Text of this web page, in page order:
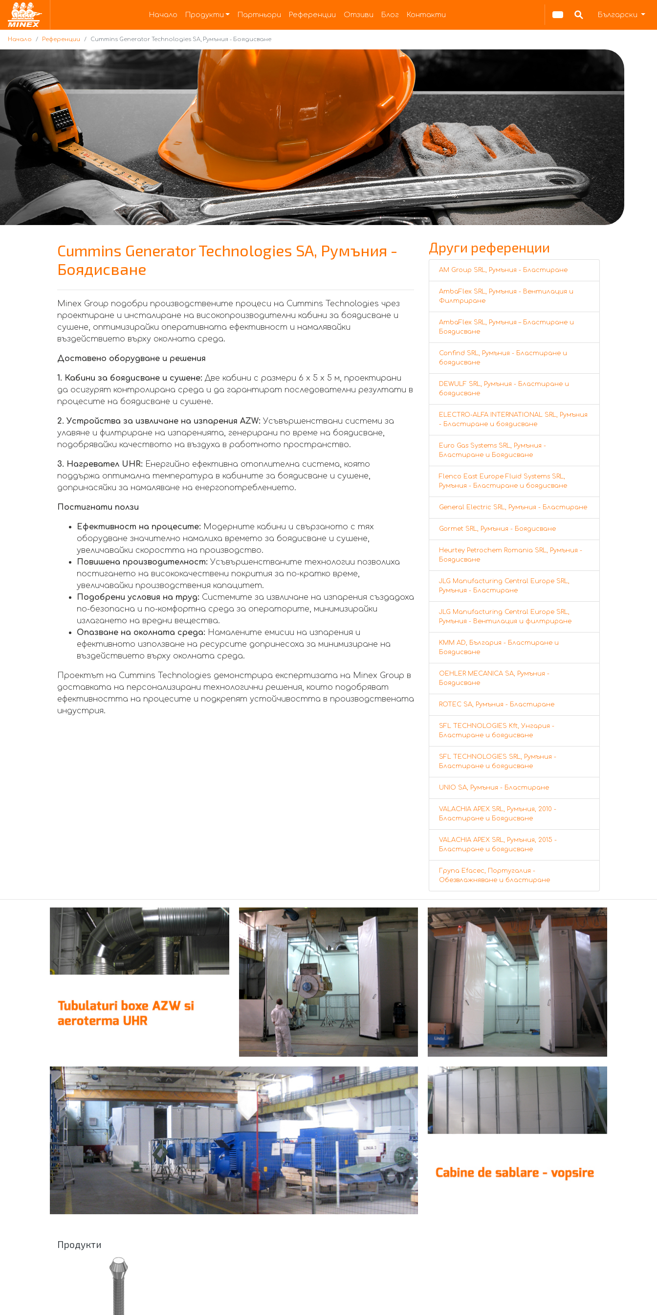
Начало Продукти Партньори Референции Отзиви Блог Контакти Български
Начало Референции Cummins Generator Technologies SA, Румъния - Боядисване
Cummins Generator Technologies SA, Румъния -
Боядисване
Minex Group подобри производствените процеси на Cummins Technologies чрез
проектиране и инсталиране на високопроизводителни кабини за боядисване и
сушене, оптимизирайки оперативната ефективност и намалявайки
въздействието върху околната среда.
Доставено оборудване и решения
1. Кабини за боядисване и сушене: Две кабини с размери 6 x 5 x 5 м, проектирани
да осигурят контролирана среда и да гарантират последователни резултати в
процесите на боядисване и сушене.
2. Устройства за извличане на изпарения AZW: Усъвършенствани системи за
улавяне и филтриране на изпаренията, генерирани по време на боядисване,
подобрявайки качеството на въздуха в работното пространство.
3. Нагревател UHR: Енергийно ефективна отоплителна система, която
поддържа оптимална температура в кабините за боядисване и сушене,
допринасяйки за намаляване на енергопотреблението.
Постигнати ползи
Ефективност на процесите: Модерните кабини и свързаното с тях
оборудване значително намалиха времето за боядисване и сушене,
увеличавайки скоростта на производство.
Повишена производителност: Усъвършенстваните технологии позволиха
постигането на висококачествени покрития за по-кратко време,
увеличавайки производствения капацитет.
Подобрени условия на труд: Системите за извличане на изпарения създадоха
по-безопасна и по-комфортна среда за операторите, минимизирайки
излагането на вредни вещества.
Опазване на околната среда: Намалените емисии на изпарения и
ефективното използване на ресурсите допринесоха за минимизиране на
въздействието върху околната среда.
Проектът на Cummins Technologies демонстрира експертизата на Minex Group в
доставката на персонализирани технологични решения, които подобряват
ефективността на процесите и подкрепят устойчивостта в производствената
индустрия.
Други референции
AM Group SRL, Румъния - Бластиране
AmbaFlex SRL, Румъния - Вентилация и
Филтриране
AmbaFlex SRL, Румъния – Бластиране и
Боядисване
Confind SRL, Румъния - Бластиране и
боядисване
DEWULF SRL, Румъния - Бластиране и
боядисване
ELECTRO-ALFA INTERNATIONAL SRL, Румъния
- Бластиране и боядисване
Euro Gas Systems SRL, Румъния -
Бластиране и Боядисване
Flenco East Europe Fluid Systems SRL,
Румъния - Бластиране и боядисване
General Electric SRL, Румъния - Бластиране
Gormet SRL, Румъния - Боядисване
Heurtey Petrochem Romania SRL, Румъния -
Боядисване
JLG Manufacturing Central Europe SRL,
Румъния - Бластиране
JLG Manufacturing Central Europe SRL,
Румъния - Вентилация и филтриране
KMM AD, България - Бластиране и
Боядисване
OEHLER MECANICA SA, Румъния -
Боядисване
ROTEC SA, Румъния - Бластиране
SFL TECHNOLOGIES Kft, Унгария -
Бластиране и боядисване
SFL TECHNOLOGIES SRL, Румъния -
Бластиране и боядисване
UNIO SA, Румъния - Бластиране
VALACHIA APEX SRL, Румъния, 2010 -
Бластиране и Боядисване
VALACHIA APEX SRL, Румъния, 2015 -
Бластиране и боядисване
Група Efacec, Португалия -
Обезвлажняване и бластиране
Продукти